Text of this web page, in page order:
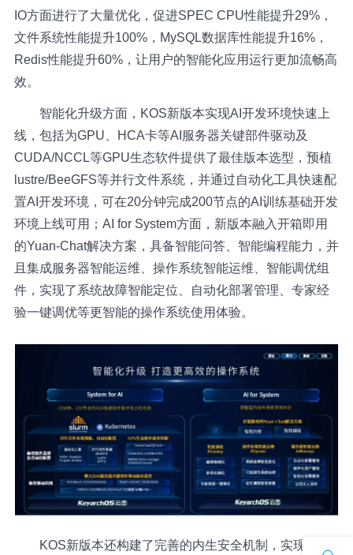
IO方面进行了大量优化，促进SPEC CPU性能提升29%，
文件系统性能提升100%，MySQL数据库性能提升16%，
Redis性能提升60%，让用户的智能化应用运行更加流畅高
效。
智能化升级方面，KOS新版本实现AI开发环境快速上
线，包括为GPU、HCA卡等AI服务器关键部件驱动及
CUDA/NCCL等GPU生态软件提供了最佳版本选型，预植
lustre/BeeGFS等并行文件系统，并通过自动化工具快速配
置AI开发环境，可在20分钟完成200节点的AI训练基础开发
环境上线可用；AI for System方面，新版本融入开箱即用
的Yuan-Chat解决方案，具备智能问答、智能编程能力，并
且集成服务器智能运维、操作系统智能运维、智能调优组
件，实现了系统故障智能定位、自动化部署管理、专家经
验一键调优等更智能的操作系统使用体验。
KOS新版本还构建了完善的内生安全机制，实现基于